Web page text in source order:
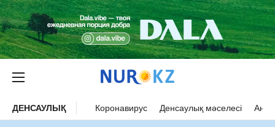
ДЕНСАУЛЫҚ Коронавирус Денсаулық мәселесі Ана